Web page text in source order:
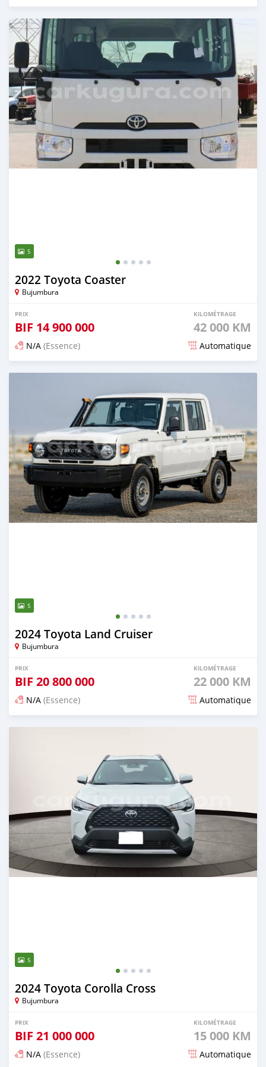
Publié il y a 3 mois
5
2022 Toyota Coaster
Bujumbura
PRIX
BIF 14 900 000
KILOMÉTRAGE
42 000 KM
N/A (Essence) Automatique
Publié il y a 4 mois
5
2024 Toyota Land Cruiser
Bujumbura
PRIX
BIF 20 800 000
KILOMÉTRAGE
22 000 KM
N/A (Essence) Automatique
Publié il y a 4 mois
5
2024 Toyota Corolla Cross
Bujumbura
PRIX
BIF 21 000 000
KILOMÉTRAGE
15 000 KM
N/A (Essence) Automatique